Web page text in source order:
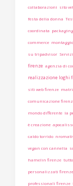
collaborazioni sito
festa della donna
coordinata packaging
commerce
su tripadvisor
firenze agenzia di
realizzazione loghi
siti web firenze
comunicazione
mondo differente la
è creazione
caldo torrido
vegan con cannella
hamelin firenze
personalizzati firenze
professionali firenze